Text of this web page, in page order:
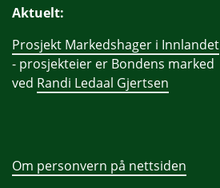
Aktuelt:
Prosjekt Markedshager i Innlandet
- prosjekteier er Bondens marked
ved Randi Ledaal Gjertsen
Om personvern på nettsiden